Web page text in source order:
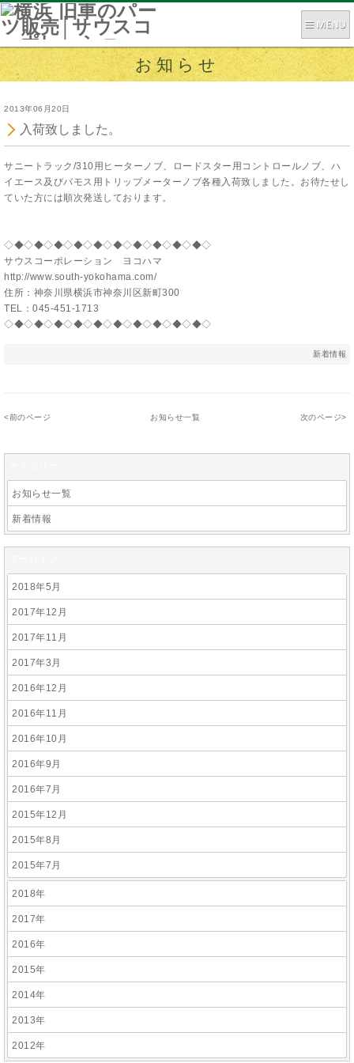
お知らせ
2013年06月20日
入荷致しました。
サニートラック/310用ヒーターノブ、ロードスター用コントロールノブ、ハ
イエース及びバモス用トリップメーターノブ各種入荷致しました。お待たせし
ていた方には順次発送しております。
◇◆◇◆◇◆◇◆◇◆◇◆◇◆◇◆◇◆◇◆◇
サウスコーポレーション ヨコハマ
http://www.south-yokohama.com/
住所：神奈川県横浜市神奈川区新町300
TEL：045-451-1713
◇◆◇◆◇◆◇◆◇◆◇◆◇◆◇◆◇◆◇◆◇
新着情報
<前のページ お知らせ一覧 次のページ>
お知らせ一覧
新着情報
2018年5月
2017年12月
2017年11月
2017年3月
2016年12月
2016年11月
2016年10月
2016年9月
2016年7月
2015年12月
2015年8月
2015年7月
2018年
2017年
2016年
2015年
2014年
2013年
2012年